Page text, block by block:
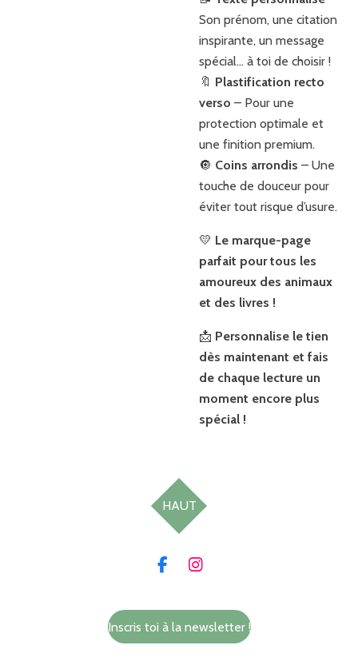
Son prénom, une citation
inspirante, un message
spécial… à toi de choisir !
🔖 Plastification recto
verso – Pour une
protection optimale et
une finition premium.
🔘 Coins arrondis – Une
touche de douceur pour
éviter tout risque d’usure.
💛 Le marque-page
parfait pour tous les
amoureux des animaux
et des livres !
📩 Personnalise le tien
dès maintenant et fais
de chaque lecture un
moment encore plus
spécial !
HAUT
F
b
o
I
a
g
Inscris toi à la newsletter !